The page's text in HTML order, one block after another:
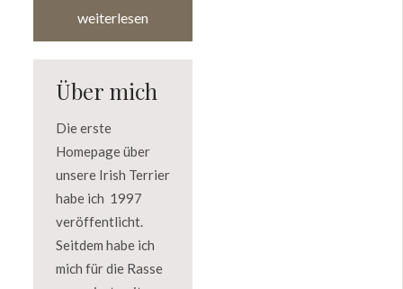
weiterlesen
Über mich
Die erste
Homepage über
unsere Irish Terrier
habe ich 1997
veröffentlicht.
Seitdem habe ich
mich für die Rasse